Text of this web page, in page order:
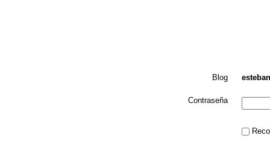
Blog
Contraseña